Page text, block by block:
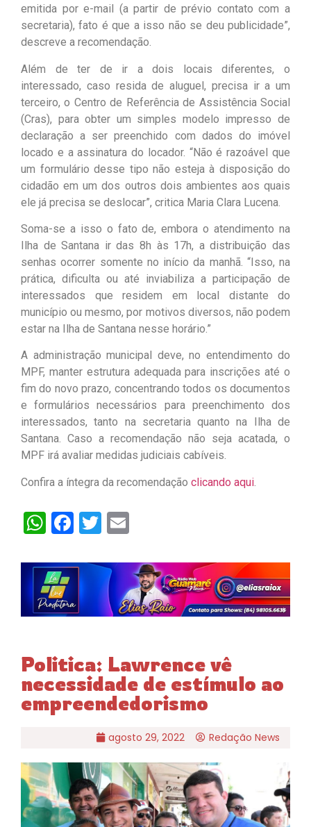
emitida por e-mail (a partir de prévio contato com a
secretaria), fato é que a isso não se deu publicidade”,
descreve a recomendação.
Além de ter de ir a dois locais diferentes, o
interessado, caso resida de aluguel, precisa ir a um
terceiro, o Centro de Referência de Assistência Social
(Cras), para obter um simples modelo impresso de
declaração a ser preenchido com dados do imóvel
locado e a assinatura do locador. “Não é razoável que
um formulário desse tipo não esteja à disposição do
cidadão em um dos outros dois ambientes aos quais
ele já precisa se deslocar”, critica Maria Clara Lucena.
Soma-se a isso o fato de, embora o atendimento na
Ilha de Santana ir das 8h às 17h, a distribuição das
senhas ocorrer somente no início da manhã. “Isso, na
prática, dificulta ou até inviabiliza a participação de
interessados que residem em local distante do
município ou mesmo, por motivos diversos, não podem
estar na Ilha de Santana nesse horário.”
A administração municipal deve, no entendimento do
MPF, manter estrutura adequada para inscrições até o
fim do novo prazo, concentrando todos os documentos
e formulários necessários para preenchimento dos
interessados, tanto na secretaria quanto na Ilha de
Santana. Caso a recomendação não seja acatada, o
MPF irá avaliar medidas judiciais cabíveis.
Confira a íntegra da recomendação clicando aqui
WhatsApp
Facebook
Twitter
Politica: Lawrence vê
necessidade de estímulo ao
empreendedorismo
agosto 29, 2022 Redação News